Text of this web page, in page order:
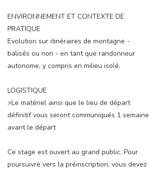
ENVIRONNEMENT ET CONTEXTE DE
PRATIQUE
Evolution sur itinéraires de montagne -
balisés ou non - en tant que randonneur
autonome, y compris en milieu isolé.
LOGISTIQUE
>Le matériel ainsi que le lieu de départ
définitif vous seront communiqués 1 semaine
avant le départ
Ce stage est ouvert au grand public. Pour
poursuivre vers la préinscription, vous devez